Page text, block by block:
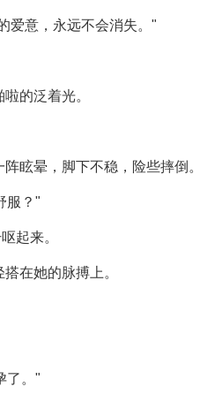
爱意，永远不会消失。"
的泛着光。
眩晕，脚下不稳，险些摔倒。
服？"
起来。
在她的脉搏上。
了。"